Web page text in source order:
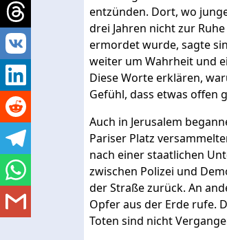
entzünden. Dort, wo
drei Jahren nicht zur
ermordet wurde, sagte
weiter um Wahrheit und
Diese Worte erklären,
Gefühl, dass etwas offen
Auch in Jerusalem
Pariser Platz
nach einer staatlichen
zwischen Polizei und
der Straße zurück. An
Opfer aus der Erde rufe.
Toten sind nicht